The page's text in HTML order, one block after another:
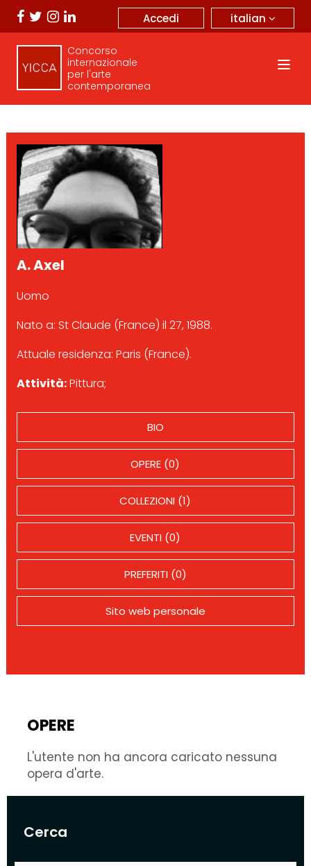
italian
Accedi
Concorso
internazionale
per l'arte
contemporanea
Cerca
A. Axel
Uomo
Nato a: St Claude (France) il 27, 1988.
Attuale residenza: Paris (France).
Attività:Pittura;
BIO
OPERE (0)
COLLEZIONI (1)
EVENTI (0)
PREFERITI (0)
Sito web personale
OPERE
L'utente non ha ancora caricato nessuna
opera d'arte.